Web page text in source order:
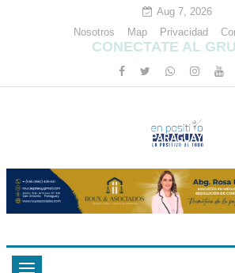
Aug 7, 2026
Nosotros
Map Privacidad
CONECTATE AL
Toggle